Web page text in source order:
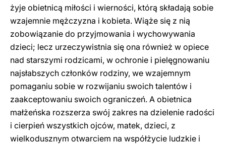
żyje obietnicą miłości i wierności, którą składają sobie
wzajemnie mężczyzna i kobieta. Wiąże się z nią
zobowiązanie do przyjmowania i wychowywania
dzieci; lecz urzeczywistnia się ona również w opiece
nad starszymi rodzicami, w ochronie i pielęgnowaniu
najsłabszych członków rodziny, we wzajemnym
pomaganiu sobie w rozwijaniu swoich talentów i
zaakceptowaniu swoich ograniczeń. A obietnica
małżeńska rozszerza swój zakres na dzielenie radości
i cierpień wszystkich ojców, matek, dzieci, z
wielkodusznym otwarciem na współżycie ludzkie i